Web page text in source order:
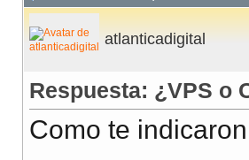
atlanticadigital
Respuesta: ¿VPS o
Como te